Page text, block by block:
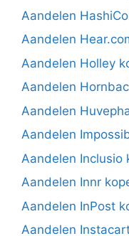
Aandelen
Aandelen
Aandelen Holley
Aandelen
Aandelen
Aandelen
Aandelen Inclusio
Aandelen Innr
Aandelen InPost
Aandelen